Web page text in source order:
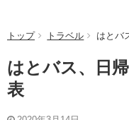
トップ トラベル はとバ
はとバス、日
表